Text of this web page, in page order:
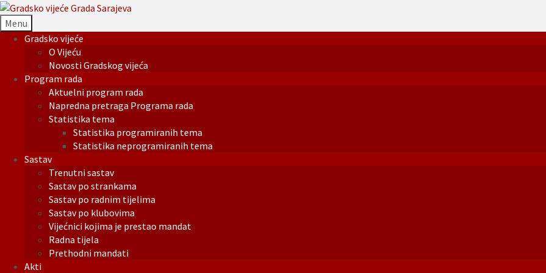
Menu
Gradsko vijeće
O Vijeću
Novosti Gradskog vijeća
Program rada
Aktuelni program rada
Napredna pretraga Programa rada
Statistika tema
Statistika programiranih tema
Statistika neprogramiranih tema
Sastav
Trenutni sastav
Sastav po strankama
Sastav po radnim tijelima
Sastav po klubovima
Vijećnici kojima je prestao mandat
Radna tijela
Prethodni mandati
Akti